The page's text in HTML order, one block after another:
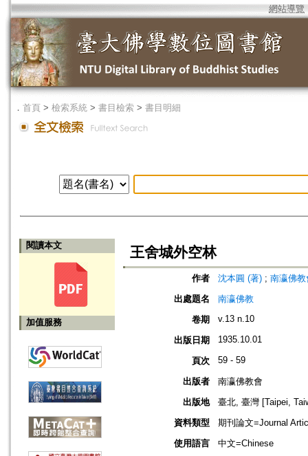
網站導覽
． 首頁 > 檢索系統 > 書目檢索 > 書目明細
閱讀本文
加值服務
王舍城外空林
作者 沈本圓 (著) ; 南瀛佛
出處題名
南瀛佛教
卷期
v.13 n.10
出版日期 1935.10.01
頁次 59 - 59
出版者
南瀛佛教會
出版地
臺北, 臺灣 [Taipei,
資料類型
期刊論文=Journal
使用語言
中文=Chinese